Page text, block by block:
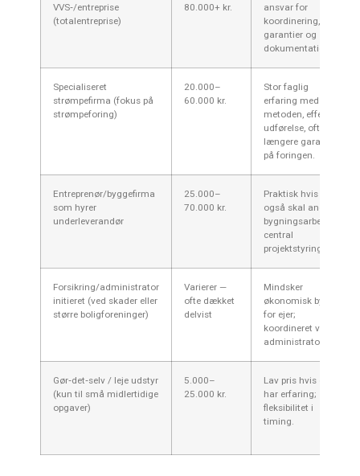
VVS‑/entreprise
(totalentreprise)
80.000+ kr.
ansvar for
koordinering,
garantier og
dokumentation.
Specialiseret
strømpefirma (fokus på
strømpeforing)
20.000–
60.000 kr.
Stor faglig
erfaring med
metoden, effektiv
udførelse, ofte
længere garanti
på foringen.
Entreprenør/byggefirma
som hyrer
underleverandør
25.000–
70.000 kr.
Praktisk hvis der
også skal andre
bygningsarbejder;
central
projektstyring.
Forsikring/administrator
initieret (ved skader eller
større boligforeninger)
Varierer —
ofte dækket
delvist
Mindsker
økonomisk byrde
for ejer;
koordineret via
administrator.
Gør‑det‑selv / leje udstyr
(kun til små midlertidige
opgaver)
5.000–
25.000 kr.
Lav pris hvis du
har erfaring;
fleksibilitet i
timing.